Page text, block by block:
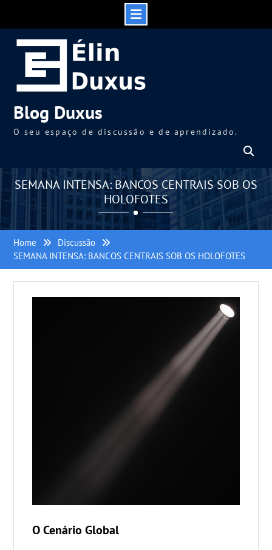
Blog Duxus
O seu espaço de discussão e de aprendizado.
SEMANA INTENSA: BANCOS CENTRAIS SOB OS
HOLOFOTES
Home
Discussão
SEMANA INTENSA: BANCOS CENTRAIS SOB OS HOLOFOTES
O Cenário Global